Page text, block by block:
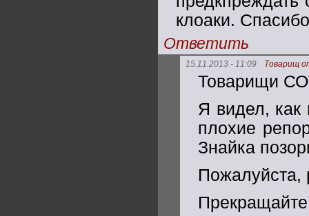
клоаки.
Ответить
15.11.2013 - 11:09 Товарищ
Товарищи
Я видел, как
плохие
Знайка
Пожалуйста,